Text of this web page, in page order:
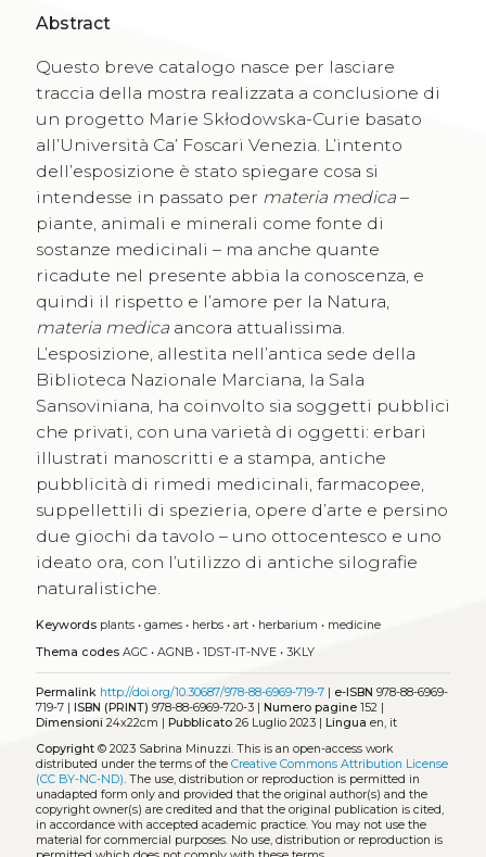
Abstract
Questo breve catalogo nasce per lasciare
traccia della mostra realizzata a conclusione di
un progetto Marie Skłodowska-Curie basato
all’Università Ca’ Foscari Venezia. L’intento
dell’esposizione è stato spiegare cosa si
intendesse in passato per materia medica–
piante, animali e minerali come fonte di
sostanze medicinali – ma anche quante
ricadute nel presente abbia la conoscenza, e
quindi il rispetto e l’amore per la Natura,
materia medicaancora attualissima.
L’esposizione, allestita nell’antica sede della
Biblioteca Nazionale Marciana, la Sala
Sansoviniana, ha coinvolto sia soggetti pubblici
che privati, con una varietà di oggetti: erbari
illustrati manoscritti e a stampa, antiche
pubblicità di rimedi medicinali, farmacopee,
suppellettili di spezieria, opere d’arte e persino
due giochi da tavolo – uno ottocentesco e uno
ideato ora, con l’utilizzo di antiche silografie
naturalistiche.
Keywords plants• games• herbs• art• herbarium • medicine
Thema codes AGC• AGNB• 1DST-IT-NVE• 3KLY
Permalink http://doi.org/10.30687/978-88-6969-719-7| e-ISBN 978-88-6969-
719-7 | ISBN (PRINT) 978-88-6969-720-3 | Numero pagine152 |
Dimensioni24x22cm | Pubblicato26 Luglio 2023 | Lingua en, it
Copyright© 2023 Sabrina Minuzzi. This is an open-access work
distributed under the terms of the Creative Commons Attribution License
(CC BY-NC-ND). The use, distribution or reproduction is permitted in
unadapted form only and provided that the original author(s) and the
copyright owner(s) are credited and that the original publication is cited,
in accordance with accepted academic practice. You may not use the
material for commercial purposes. No use, distribution or reproduction is